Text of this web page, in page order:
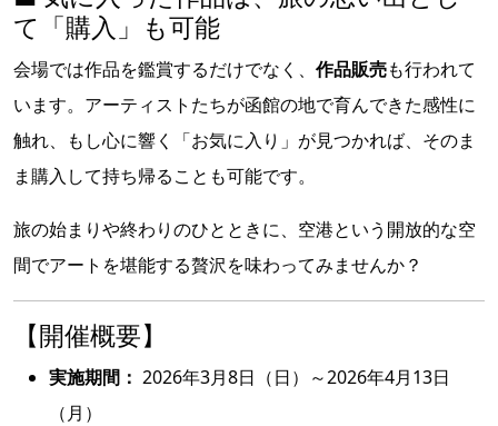
て「購入」も可能
会場では作品を鑑賞するだけでなく、 作品販売も行われて
います。アーティストたちが函館の地で育んできた感性に
触れ、もし心に響く「お気に入り」が見つかれば、そのま
ま購入して持ち帰ることも可能です。
旅の始まりや終わりのひとときに、空港という開放的な空
間でアートを堪能する贅沢を味わってみませんか？
【開催概要】
実施期間： 2026年3月8日（日）～2026年4月13日
（月）